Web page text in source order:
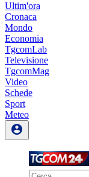
Ultim'ora
Cronaca
Mondo
Economia
TgcomLab
Televisione
TgcomMag
Video
Schede
Sport
Meteo